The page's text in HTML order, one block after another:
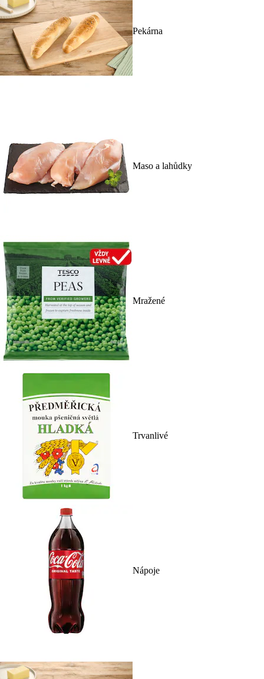
Pekárna
Maso a lahůdky
Mražené
Trvanlivé
Nápoje